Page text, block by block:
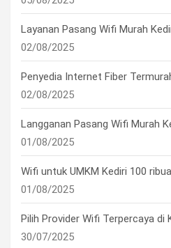
Layanan Pasang Wifi Murah
02/08/2025
Penyedia Internet Fiber
02/08/2025
Langganan Pasang Wifi Murah
01/08/2025
Wifi untuk UMKM Kediri 100
01/08/2025
Pilih Provider Wifi Terpercaya di
30/07/2025